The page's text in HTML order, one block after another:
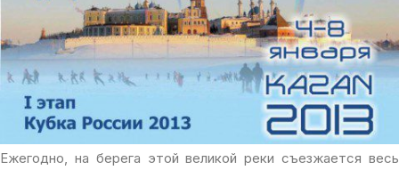
Не ешьте желтый снег! Лучше катайте на
Оранжевом ветре!
Дорогие друзья, гостеприимная Казань в очередной раз
открывает Вам двери и приглашает на года по
сноукайтингу«Оранжевый ветер».
Соревнования состоятся с 4 по 8 января 2013 года на Волге.
Ежегодно, на берега этой великой реки съезжается весь